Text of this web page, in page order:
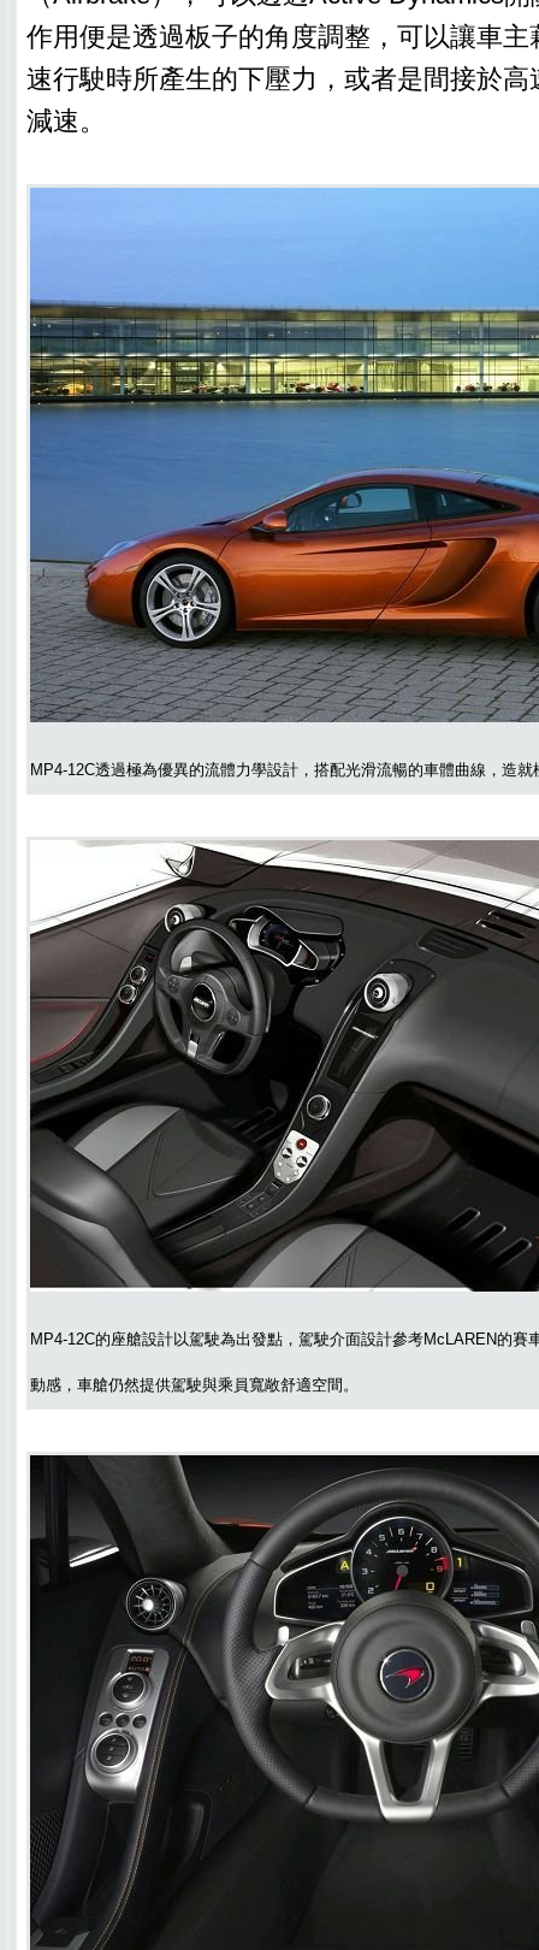
作用便是透過板子的角度調整，可以讓車
速行駛時所產生的下壓力，或者是間接於
減速。
MP4-12C透過極為優異的流體力學設計，搭配光滑流暢的車體曲線，造
MP4-12C的座艙設計以駕駛為出發點，駕駛介面設計參考McLAREN的賽
動感，車艙仍然提供駕駛與乘員寬敞舒適空間。